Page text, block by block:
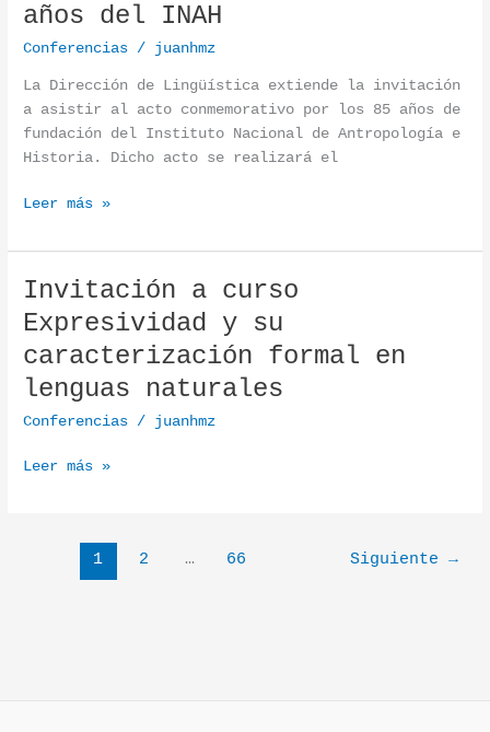
años del INAH
Conferencias / juanhmz
La Dirección de Lingüística extiende la invitación
a asistir al acto conmemorativo por los 85 años de
fundación del Instituto Nacional de Antropología e
Historia. Dicho acto se realizará el
Leer más »
Invitación a curso
Expresividad y su
caracterización formal en
lenguas naturales
Conferencias / juanhmz
Invitación a curso Expresividad y su caracterización
Leer más »
1 2 … 66 Siguiente →